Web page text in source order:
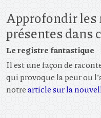
Approfondir
présentes dans
Le registre fantastique
Il est une façon de
qui provoque la peur ou
notrearticle sur la